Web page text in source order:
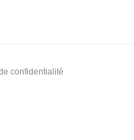
confidentialité